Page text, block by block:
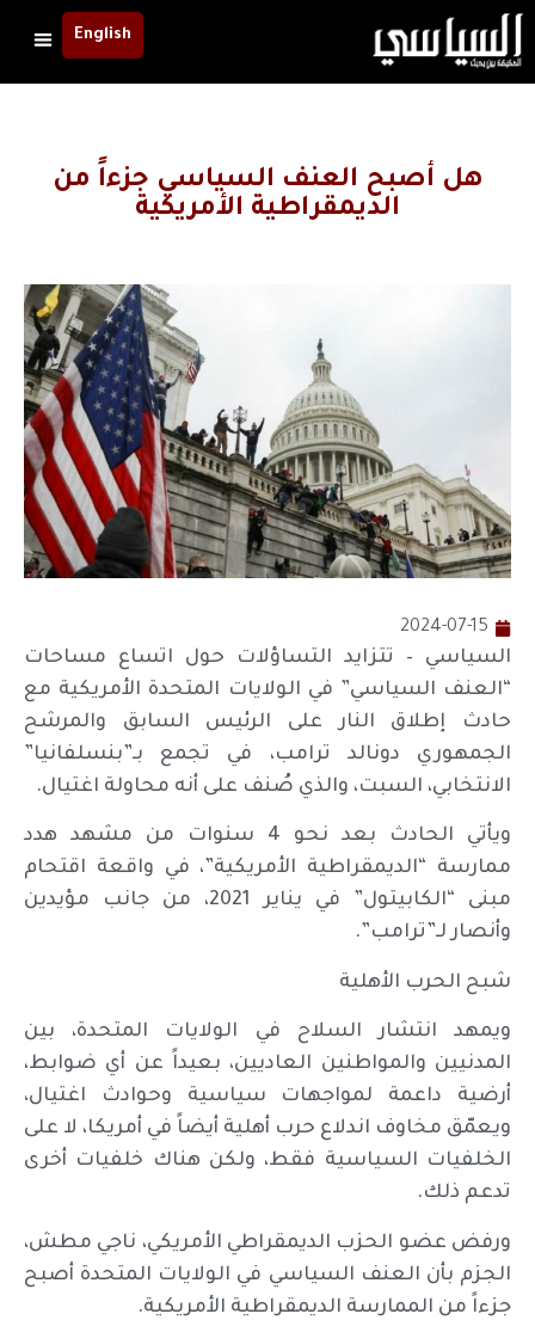
English
هل أصبح العنف السياسي جزءاً من
الديمقراطية الأمريكية
2024-07-15
السياسي – تتزايد التساؤلات حول اتساع مساحات
“العنف السياسي” في الولايات المتحدة الأمريكية مع
حادث إطلاق النار على الرئيس السابق والمرشح
الجمهوري دونالد ترامب، في تجمع بـ”بنسلفانيا”
الانتخابي، السبت، والذي صُنف على أنه محاولة اغتيال.
ويأتي الحادث بعد نحو 4 سنوات من مشهد هدد
ممارسة “الديمقراطية الأمريكية”، في واقعة اقتحام
مبنى “الكابيتول” في يناير 2021، من جانب مؤيدين
وأنصار لـ”ترامب”.
شبح الحرب الأهلية
ويمهد انتشار السلاح في الولايات المتحدة، بين
المدنيين والمواطنين العاديين، بعيداً عن أي ضوابط،
أرضية داعمة لمواجهات سياسية وحوادث اغتيال،
ويعمّق مخاوف اندلاع حرب أهلية أيضاً في أمريكا، لا على
الخلفيات السياسية فقط، ولكن هناك خلفيات أخرى
تدعم ذلك.
ورفض عضو الحزب الديمقراطي الأمريكي، ناجي مطش،
الجزم بأن العنف السياسي في الولايات المتحدة أصبح
جزءاً من الممارسة الديمقراطية الأمريكية.